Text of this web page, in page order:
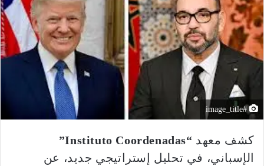
#image_title
كشف معهد “Instituto Coordenadas”
الإسباني، في تحليل إستراتيجي جديد، عن